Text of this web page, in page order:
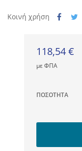
Κοινή χρήση
118,54 €
με ΦΠΑ
ΠΟΣΌΤΗΤΑ